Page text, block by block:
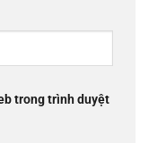
trong trình duyệt